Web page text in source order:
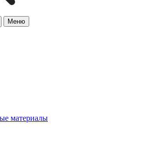
Меню
материалы